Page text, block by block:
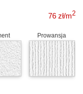
76 zł/m2
Prowansja